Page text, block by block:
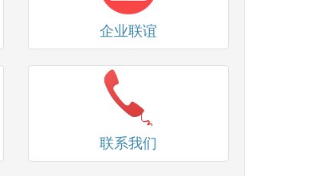
企业联谊
联系我们